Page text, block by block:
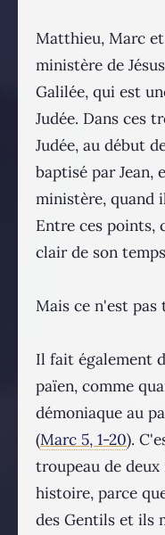
Matthieu, Marc
ministère de
Galilée, qui est
Judée. Dans ces
Judée, au début
baptisé par Jean,
ministère, quand
Entre ces points,
clair de son
Mais ce n'est pas
Il fait également
païen, comme
démoniaque au
(Marc 5, 1-20).
troupeau de
histoire, parce
des Gentils et ils